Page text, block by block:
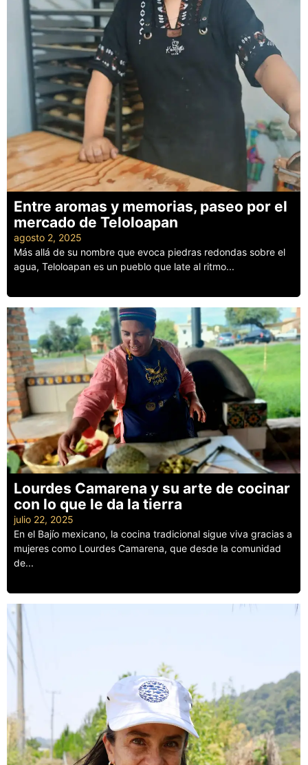
Entre aromas y memorias, paseo por el
mercado de Teloloapan
agosto 2, 2025
Más allá de su nombre que evoca piedras redondas sobre el
agua, Teloloapan es un pueblo que late al ritmo...
Lourdes Camarena y su arte de cocinar
con lo que le da la tierra
julio 22, 2025
En el Bajío mexicano, la cocina tradicional sigue viva gracias a
mujeres como Lourdes Camarena, que desde la comunidad
de...